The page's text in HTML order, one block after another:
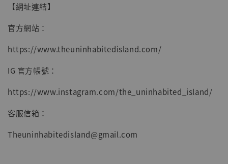
【網址連結】
官方網站：
https://www.theuninhabitedisland.com/
IG 官方帳號：
https://www.instagram.com/the_uninhabited_island/
客服信箱：
Theuninhabitedisland@gmail.com